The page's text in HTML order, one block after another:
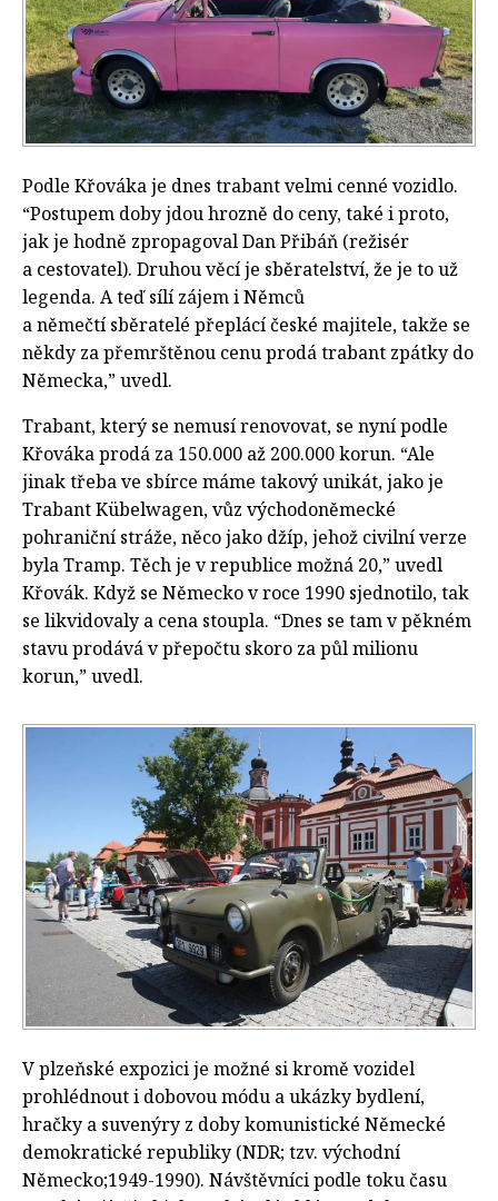
Podle Křováka je dnes trabant velmi cenné vozidlo.
“Postupem doby jdou hrozně do ceny, také i proto,
jak je hodně zpropagoval Dan Přibáň (režisér
a cestovatel). Druhou věcí je sběratelství, že je to už
legenda. A teď sílí zájem i Němců
a němečtí sběratelé přeplácí české majitele, takže se
někdy za přemrštěnou cenu prodá trabant zpátky do
Německa,” uvedl.
Trabant, který se nemusí renovovat, se nyní podle
Křováka prodá za 150.000 až 200.000 korun. “Ale
jinak třeba ve sbírce máme takový unikát, jako je
Trabant Kübelwagen, vůz východoněmecké
pohraniční stráže, něco jako džíp, jehož civilní verze
byla Tramp. Těch je v republice možná 20,” uvedl
Křovák. Když se Německo v roce 1990 sjednotilo, tak
se likvidovaly a cena stoupla. “Dnes se tam v pěkném
stavu prodává v přepočtu skoro za půl milionu
korun,” uvedl.
V plzeňské expozici je možné si kromě vozidel
prohlédnout i dobovou módu a ukázky bydlení,
hračky a suvenýry z doby komunistické Německé
demokratické republiky (NDR; tzv. východní
Německo;1949-1990). Návštěvníci podle toku času